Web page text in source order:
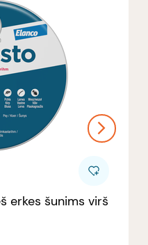
erkes šunims virš